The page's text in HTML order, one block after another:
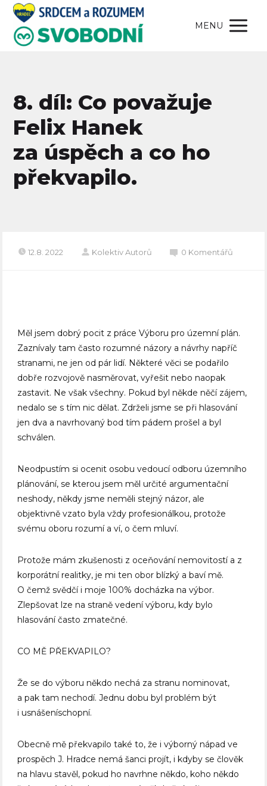
MENU
8. díl: Co považuje
Felix Hanek
za úspěch a co ho
překvapilo.
12.8. 2022 Kolektiv Autorů 0 Komentářů
Měl jsem dobrý pocit z práce Výboru pro územní plán.
Zaznívaly tam často rozumné názory a návrhy napříč
stranami, ne jen od pár lidí. Některé věci se podařilo
dobře rozvojově nasměrovat, vyřešit nebo naopak
zastavit. Ne však všechny. Pokud byl někde něčí zájem,
nedalo se s tím nic dělat. Zdrželi jsme se při hlasování
jen dva a navrhovaný bod tím pádem prošel a byl
schválen.
Neodpustím si ocenit osobu vedoucí odboru územního
plánování, se kterou jsem měl určité argumentační
neshody, někdy jsme neměli stejný názor, ale
objektivně vzato byla vždy profesionálkou, protože
svému oboru rozumí a ví, o čem mluví.
Protože mám zkušenosti z oceňování nemovitostí a z
korporátní realitky, je mi ten obor blízký a baví mě.
O čemž svědčí i moje 100% docházka na výbor.
Zlepšovat lze na straně vedení výboru, kdy bylo
hlasování často zmatečné.
CO MĚ PŘEKVAPILO?
Že se do výboru někdo nechá za stranu nominovat,
a pak tam nechodí. Jednu dobu byl problém být
i usnášeníschopní.
Obecně mě překvapilo také to, že i výborný nápad ve
prospěch J. Hradce nemá šanci projít, i kdyby se člověk
na hlavu stavěl, pokud ho navrhne někdo, koho někdo